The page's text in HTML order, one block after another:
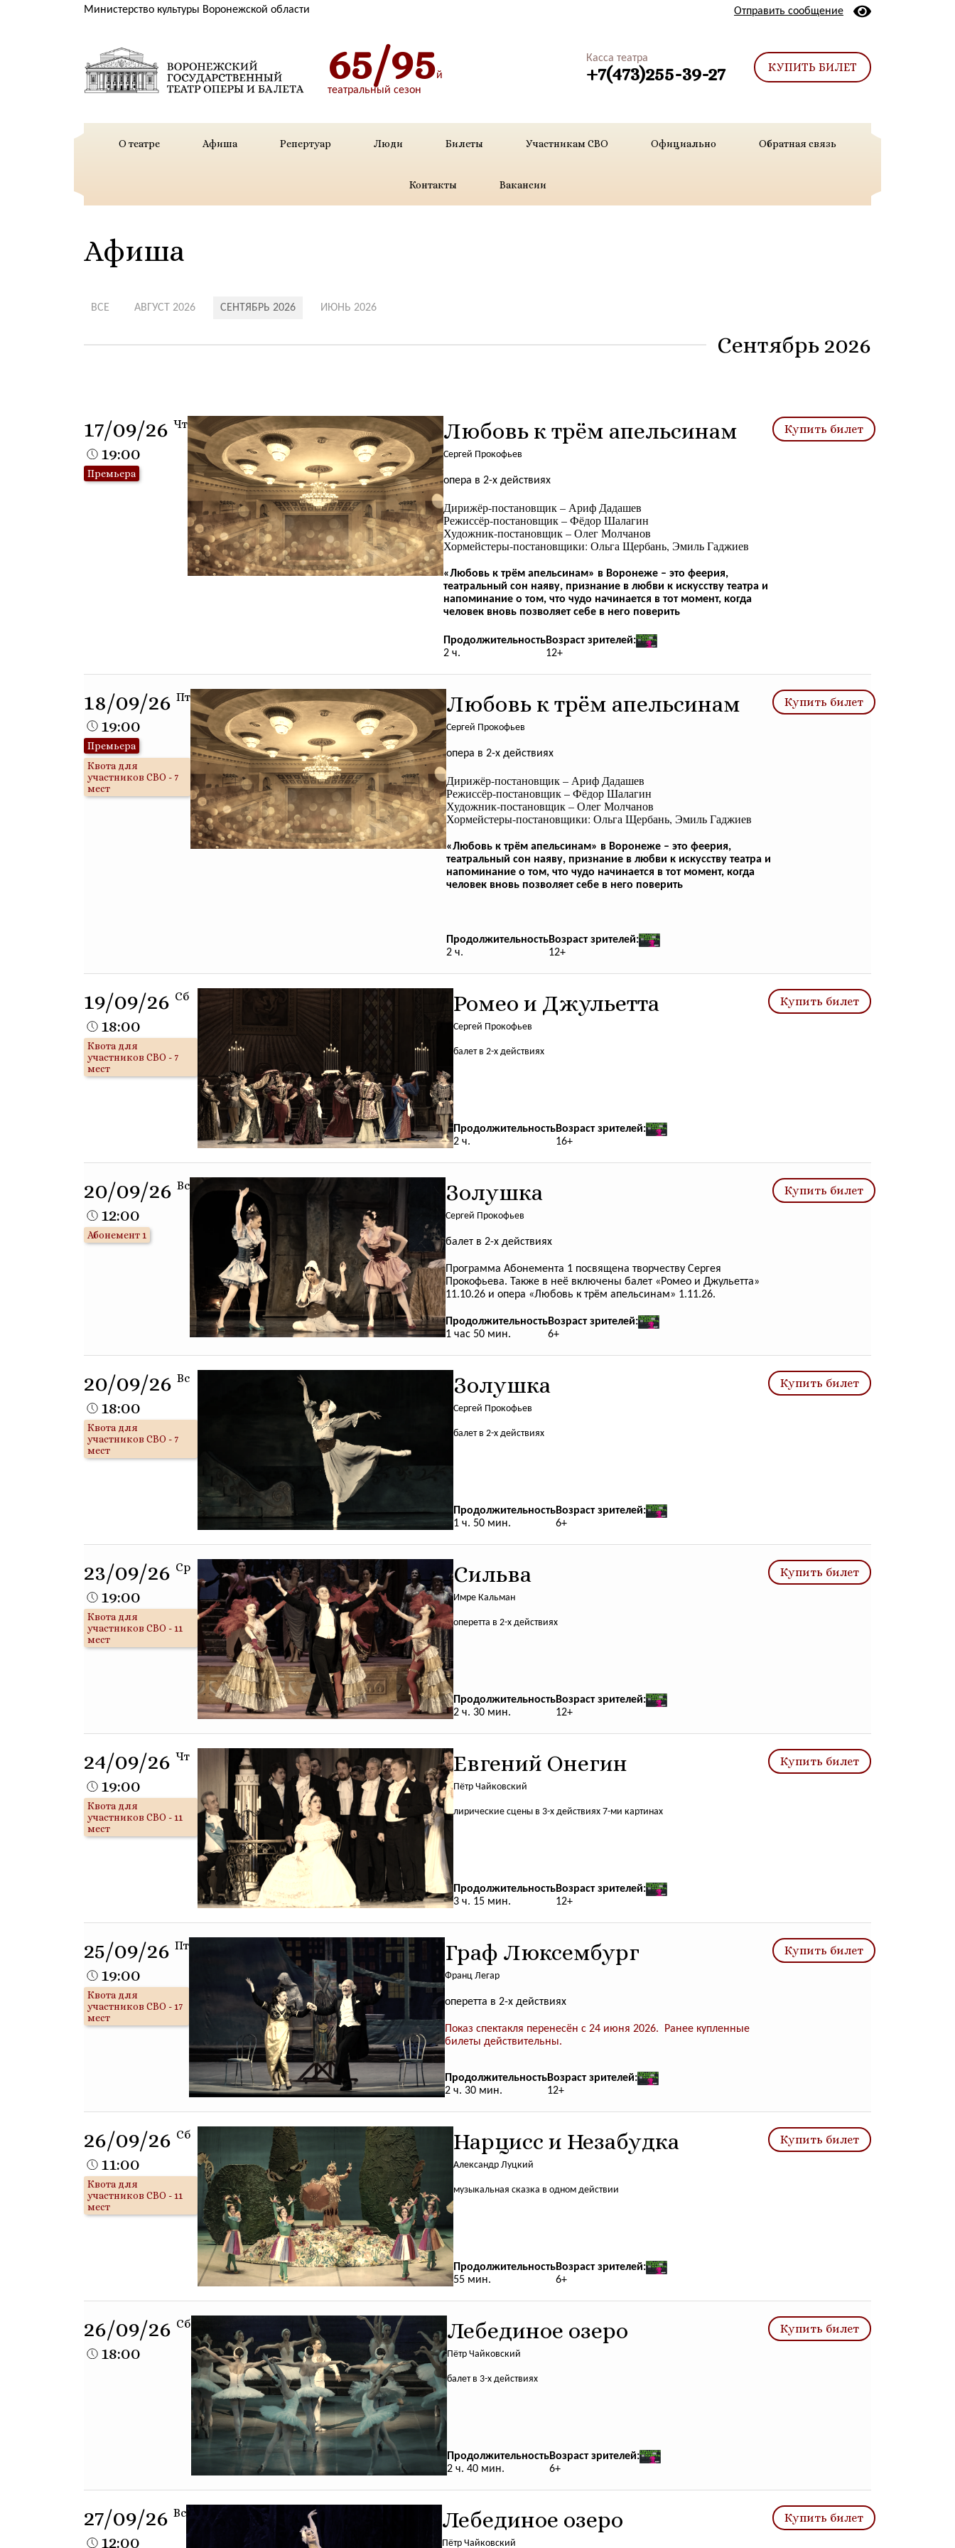
Министерство культуры Воронежской области Отправить сообщение
65/95й
театральный сезон
Касса театра
+7(473)255-39-27 КУПИТЬ БИЛЕТ
О театре Афиша Репертуар Люди Билеты Участникам СВО Официально Обратная связь
Контакты Вакансии
Афиша
ВСЕ АВГУСТ 2026 СЕНТЯБРЬ 2026 ИЮНЬ 2026
Сентябрь 2026
17/09/26 Чт
19:00
Премьера
Любовь к трём апельсинам
Сергей Прокофьев
опера в 2-х действиях
Дирижёр-постановщик – Ариф Дадашев
Режиссёр-постановщик – Фёдор Шалагин
Художник-постановщик – Олег Молчанов
Хормейстеры-постановщики: Ольга Щербань, Эмиль Гаджиев
«Любовь к трём апельсинам» в Воронеже – это феерия,
театральный сон наяву, признание в любви к искусству театра и
напоминание о том, что чудо начинается в тот момент, когда
человек вновь позволяет себе в него поверить
Продолжительность
2 ч.
Возраст зрителей:
12+
Купить билет
18/09/26 Пт
19:00
Премьера
Квота для
участников СВО - 7
мест
Любовь к трём апельсинам
Сергей Прокофьев
опера в 2-х действиях
Дирижёр-постановщик – Ариф Дадашев
Режиссёр-постановщик – Фёдор Шалагин
Художник-постановщик – Олег Молчанов
Хормейстеры-постановщики: Ольга Щербань, Эмиль Гаджиев
«Любовь к трём апельсинам» в Воронеже – это феерия,
театральный сон наяву, признание в любви к искусству театра и
напоминание о том, что чудо начинается в тот момент, когда
человек вновь позволяет себе в него поверить
Продолжительность
2 ч.
Возраст зрителей:
12+
Купить билет
19/09/26 Сб
18:00
Квота для
участников СВО - 7
мест
Ромео и Джульетта
Сергей Прокофьев
балет в 2-х действиях
Продолжительность
2 ч.
Возраст зрителей:
16+
Купить билет
20/09/26 Вс
12:00
Абонемент 1
Золушка
Сергей Прокофьев
балет в 2-х действиях
Программа Абонемента 1 посвящена творчеству Сергея
Прокофьева. Также в неё включены балет «Ромео и Джульетта»
11.10.26 и опера «Любовь к трём апельсинам» 1.11.26.
Продолжительность
1 час 50 мин.
Возраст зрителей:
6+
Купить билет
20/09/26 Вс
18:00
Квота для
участников СВО - 7
мест
Золушка
Сергей Прокофьев
балет в 2-х действиях
Продолжительность
1 ч. 50 мин.
Возраст зрителей:
6+
Купить билет
23/09/26 Ср
19:00
Квота для
участников СВО - 11
мест
Сильва
Имре Кальман
оперетта в 2-х действиях
Продолжительность
2 ч. 30 мин.
Возраст зрителей:
12+
Купить билет
24/09/26 Чт
19:00
Квота для
участников СВО - 11
мест
Евгений Онегин
Пётр Чайковский
лирические сцены в 3-х действиях 7-ми картинах
Продолжительность
3 ч. 15 мин.
Возраст зрителей:
12+
Купить билет
25/09/26 Пт
19:00
Квота для
участников СВО - 17
мест
Граф Люксембург
Франц Легар
оперетта в 2-х действиях
Показ спектакля перенесён с 24 июня 2026. Ранее купленные
билеты действительны.
Продолжительность
2 ч. 30 мин.
Возраст зрителей:
12+
Купить билет
26/09/26 Сб
11:00
Квота для
участников СВО - 11
мест
Нарцисс и Незабудка
Александр Луцкий
музыкальная сказка в одном действии
Продолжительность
55 мин.
Возраст зрителей:
6+
Купить билет
26/09/26 Сб
18:00
Лебединое озеро
Пётр Чайковский
балет в 3-х действиях
Продолжительность
2 ч. 40 мин.
Возраст зрителей:
6+
Купить билет
27/09/26 Вс
12:00
Лебединое озеро
Пётр Чайковский
Купить билет